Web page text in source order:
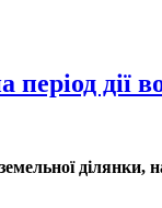
дії
земельної ділянки,